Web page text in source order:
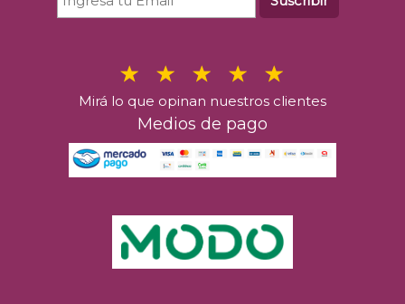
Mirá lo que opinan nuestros clientes
Medios de pago